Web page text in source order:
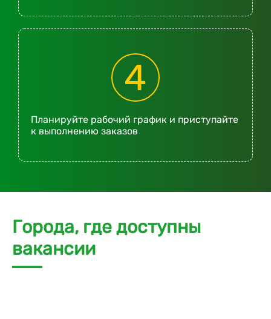
4
Планируйте рабочий график и приступайте
к выполнению заказов
Города, где доступны
вакансии